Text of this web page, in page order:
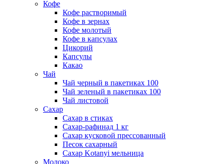
Кофе
Кофе растворимый
Кофе в зернах
Кофе молотый
Кофе в капсулах
Цикорий
Капсулы
Какао
Чай
Чай черный в пакетиках 100
Чай зеленый в пакетиках 100
Чай листовой
Сахар
Сахар в стиках
Сахар-рафинад 1 кг
Сахар кусковой прессованный
Песок сахарный
Сахар Kotanyi мельница
Молоко